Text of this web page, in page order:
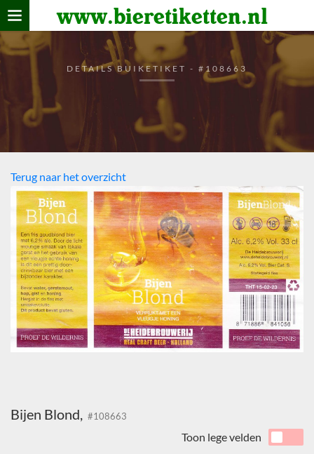
www.bieretiketten.nl
Home
verzamelen
De bierkaart
Bezoekers
DETAILS BUIKETIKET - #108663
Terug naar het overzicht
Bijen Blond, #108663
Toon lege velden